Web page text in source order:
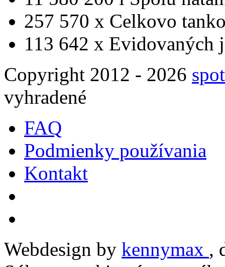
257 570 x Celkovo
113 642 x Evidovaných
Copyright 2012 - 2026
vyhradené
FAQ
Podmienky používania
Kontakt
Webdesign by kennymax ,